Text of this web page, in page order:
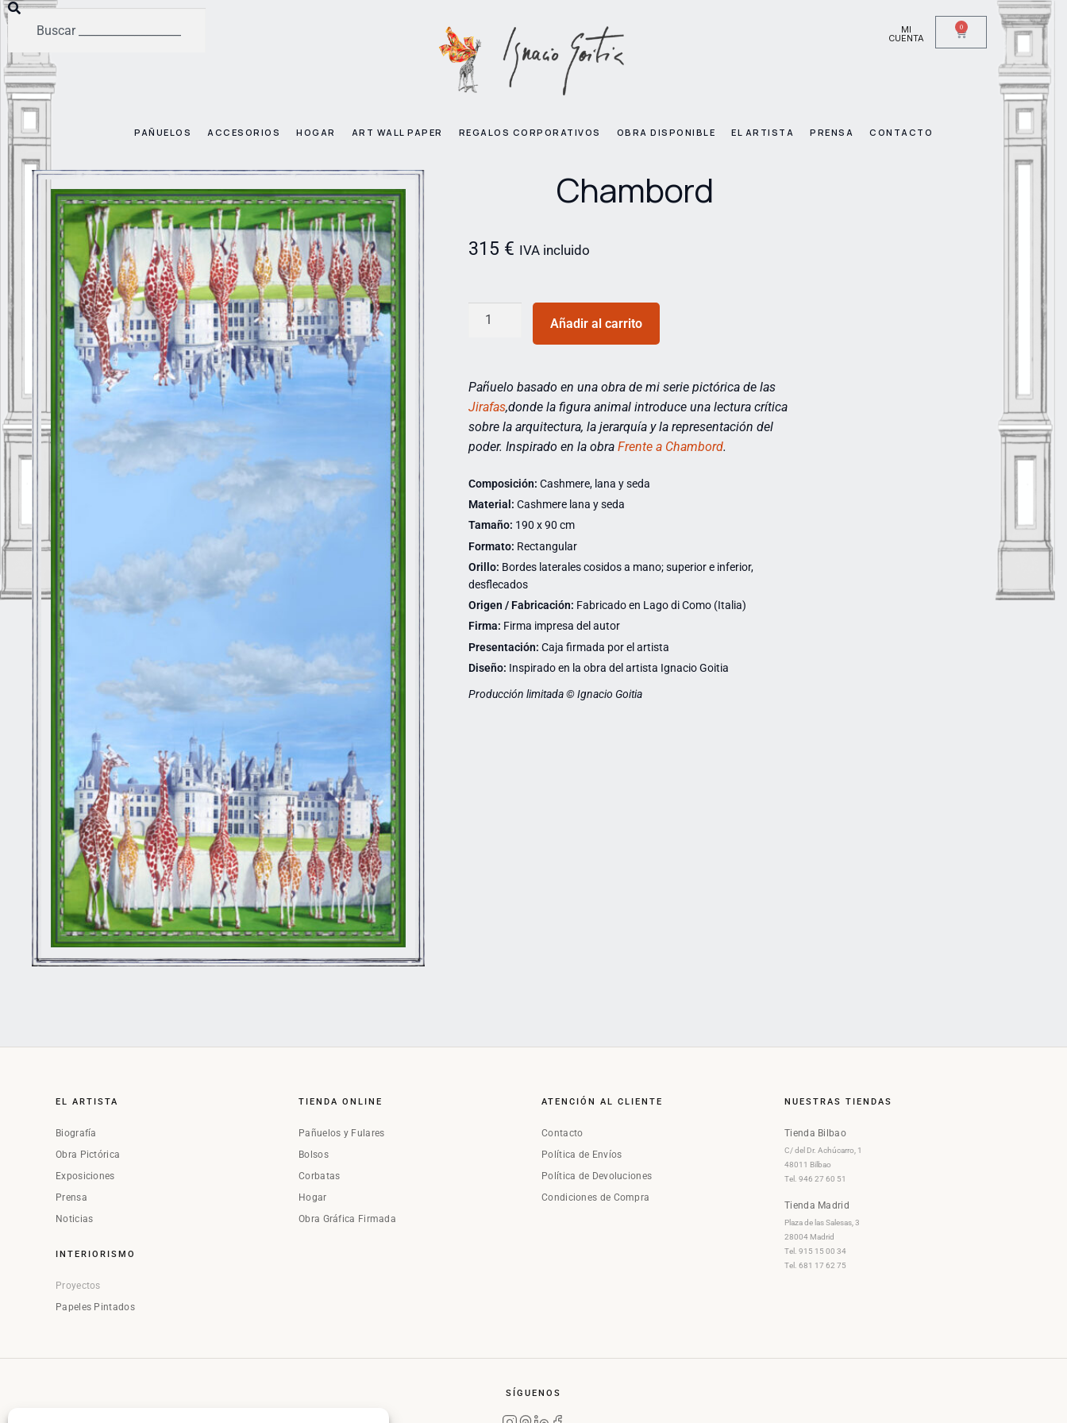
MI
CUENTA
0
PAÑUELOS ACCESORIOS HOGAR ART WALL PAPER REGALOS CORPORATIVOS OBRA DISPONIBLE EL ARTISTA PRENSA CONTACTO
Chambord
315 € IVA incluido
Añadir al carrito
Pañuelo basado en una obra de mi serie pictórica de las
Jirafas,donde la figura animal introduce una lectura crítica
sobre la arquitectura, la jerarquía y la representación del
poder. Inspirado en la obraFrente a Chambord.
Composición: Cashmere, lana y seda
Material: Cashmere lana y seda
Tamaño: 190 x 90 cm
Formato: Rectangular
Orillo: Bordes laterales cosidos a mano; superior e inferior,
desflecados
Origen / Fabricación: Fabricado en Lago di Como (Italia)
Firma: Firma impresa del autor
Presentación: Caja firmada por el artista
Diseño: Inspirado en la obra del artista Ignacio Goitia
Producción limitada © Ignacio Goitia
EL ARTISTA
Biografía
Obra Pictórica
Exposiciones
Prensa
Noticias
INTERIORISMO
Proyectos
Papeles Pintados
TIENDA ONLINE
Pañuelos y Fulares
Bolsos
Corbatas
Hogar
Obra Gráfica Firmada
ATENCIÓN AL CLIENTE
Contacto
Política de Envíos
Política de Devoluciones
Condiciones de Compra
NUESTRAS TIENDAS
Tienda Bilbao
C/ del Dr. Achúcarro, 1
48011 Bilbao
Tel. 946 27 60 51
Tienda Madrid
Plaza de las Salesas, 3
28004 Madrid
Tel. 915 15 00 34
Tel. 681 17 62 75
SÍGUENOS